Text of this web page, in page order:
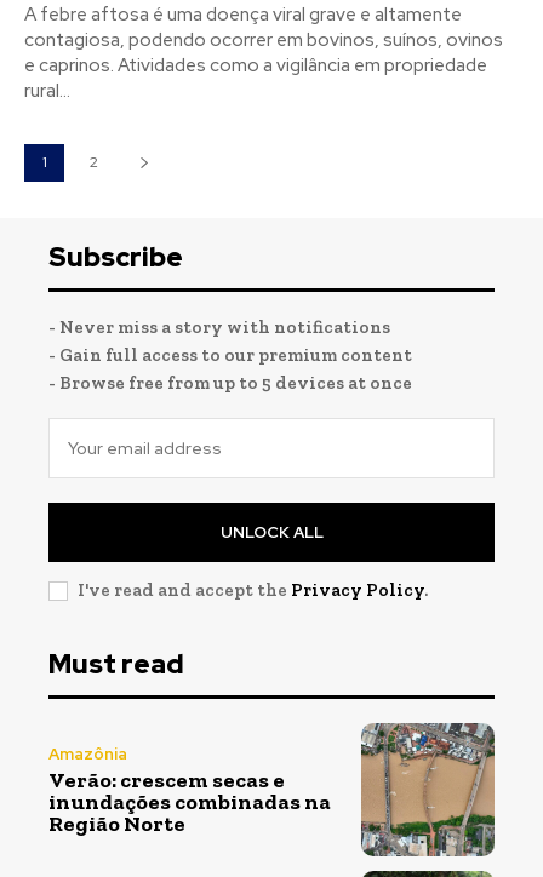
A febre aftosa é uma doença viral grave e altamente
contagiosa, podendo ocorrer em bovinos, suínos, ovinos
e caprinos. Atividades como a vigilância em propriedade
rural...
1 2
Subscribe
- Never miss a story with notifications
- Gain full access to our premium content
- Browse free from up to 5 devices at once
UNLOCK ALL
I've read and accept the Privacy Policy.
Must read
Amazônia
Verão: crescem secas e
inundações combinadas na
Região Norte